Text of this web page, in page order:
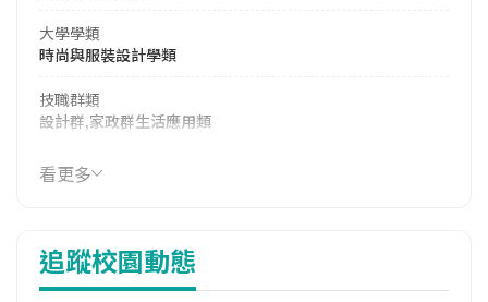
大學學類
時尚與服裝設計學類
技職群類
設計群,家政群生活應用類
114年學費
37,589 元/學期
12,408 元/學期
看更多
追蹤校園動態